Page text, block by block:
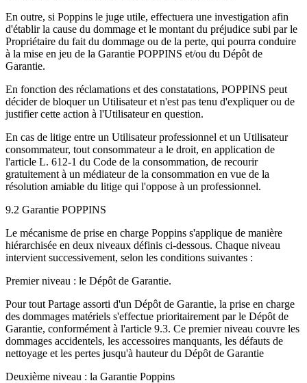
En outre, si Poppins le juge utile, effectuera une investigation afin
d'établir la cause du dommage et le montant du préjudice subi par le
Propriétaire du fait du dommage ou de la perte, qui pourra conduire
à la mise en jeu de la Garantie POPPINS et/ou du Dépôt de
Garantie.
En fonction des réclamations et des constatations, POPPINS peut
décider de bloquer un Utilisateur et n'est pas tenu d'expliquer ou de
justifier cette action à l'Utilisateur en question.
En cas de litige entre un Utilisateur professionnel et un Utilisateur
consommateur, tout consommateur a le droit, en application de
l'article L. 612-1 du Code de la consommation, de recourir
gratuitement à un médiateur de la consommation en vue de la
résolution amiable du litige qui l'oppose à un professionnel.
9.2 Garantie POPPINS
Le mécanisme de prise en charge Poppins s'applique de manière
hiérarchisée en deux niveaux définis ci-dessous. Chaque niveau
intervient successivement, selon les conditions suivantes :
Premier niveau : le Dépôt de Garantie.
Pour tout Partage assorti d'un Dépôt de Garantie, la prise en charge
des dommages matériels s'effectue prioritairement par le Dépôt de
Garantie, conformément à l'article 9.3. Ce premier niveau couvre les
dommages accidentels, les accessoires manquants, les défauts de
nettoyage et les pertes jusqu'à hauteur du Dépôt de Garantie
Deuxième niveau : la Garantie Poppins